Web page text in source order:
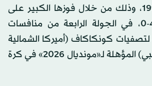
بعد أولى عام 1998، وذلك من خلال فوزها الكبير على
ضيفتها برمودا 4-0، في الجولة الرابعة من منافسات
لتصفيات كونكاكاف (أميركا الشمالية
والوسطى والكاريبي) المؤهلة لـ«مونديال 2026» في كرة